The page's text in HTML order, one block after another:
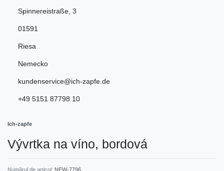
Spinnereistraße 3
01591
Riesa
Nemecko
kundenservice@ich-zapfe.de
+49 5151 87798 10
Ich-zapfe
Vývrtka na víno, bordová
Numărul de articol: NEW-7796